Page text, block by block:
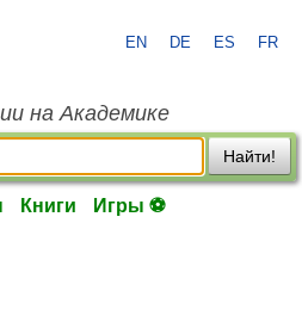
EN DE ES FR
на Академике
Найти!
Книги Игры ⚽